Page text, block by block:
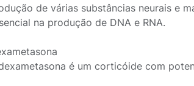
de várias substâncias neurais e
na produção de DNA e RNA.
é um corticóide com